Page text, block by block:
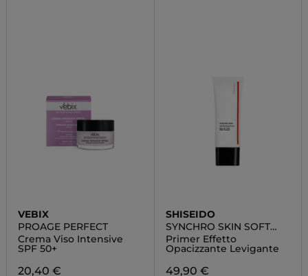
VEBIX
PROAGE PERFECT
Crema Viso Intensive
SPF 50+
20,40 €
SHISEIDO
SYNCHRO SKIN SOFT
BLURRING PRIMER
Primer Effetto
Opacizzante Levigante
49,90 €